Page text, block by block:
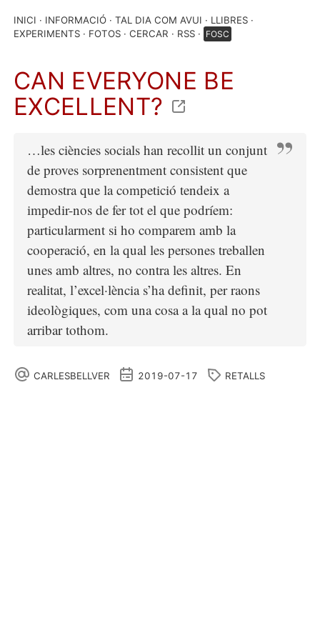
INICI INFORMACIÓ TAL DIA COM AVUI
LLIBRES
EXPERIMENTS
FOTOS CERCAR RSS FOSC
CAN EVERYONE BE
EXCELLENT?
…les ciències socials han recollit un conjunt
de proves sorprenentment consistent que
demostra que la competició tendeix a
impedir-nos de fer tot el que podríem:
particularment si ho comparem amb la
cooperació, en la qual les persones treballen
unes amb altres, no contra les altres. En
realitat, l’excel·lència s’ha definit, per raons
ideològiques, com una cosa a la qual no pot
arribar tothom.
CARLESBELLVER 2019-07-17 RETALLS